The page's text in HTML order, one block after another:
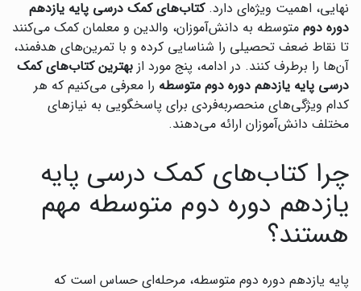
نهایی، اهمیت ویژه‌ای دارد.کتاب‌های کمک درسی پایه یازدهم
دوره دوم متوسطه به دانش‌آموزان، والدین و معلمان کمک می‌کنند
تا نقاط ضعف تحصیلی را شناسایی کرده و با تمرین‌های هدفمند،
آن‌ها را برطرف کنند. در ادامه، پنج مورد از بهترین کتاب‌های کمک
درسی پایه یازدهم دوره دوم متوسطه را معرفی می‌کنیم که هر
کدام ویژگی‌های منحصربه‌فردی برای پاسخگویی به نیازهای
مختلف دانش‌آموزان ارائه می‌دهند.
چرا کتاب‌های کمک درسی پایه
یازدهم دوره دوم متوسطه مهم
هستند؟
پایه یازدهم دوره دوم متوسطه، مرحله‌ای حساس است که